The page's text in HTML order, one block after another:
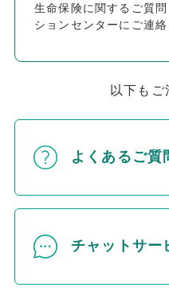
生命保険に関するご質
ションセンターにご連
以下もご
よくあるご質
チャットサー